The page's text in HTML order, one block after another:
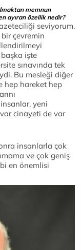
memnun
ayıran özellik nedir?
seviyorum.
çevremin
işte
sınavında tek
Bu mesleği diğer
hep hareket hep
yeni
cinayeti de var
insanlarla çok
ve çok geniş
en önemlisi